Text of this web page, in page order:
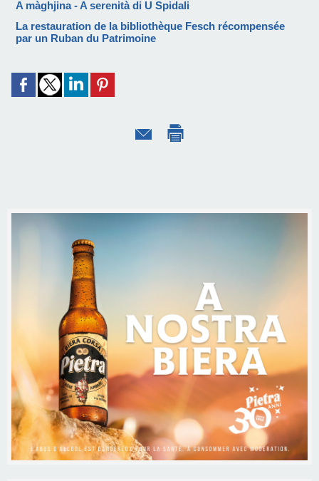
A màghjina - A serenità di U Spidali
La restauration de la bibliothèque Fesch récompensée
par un Ruban du Patrimoine